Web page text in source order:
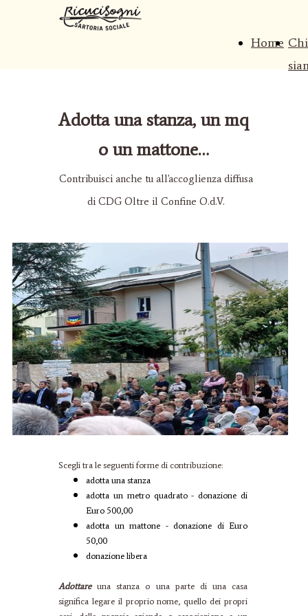
Home Chi
Adotta una stanza, un mq
o un mattone…
Contribuisci anche tu all'accoglienza diffusa
di CDG Oltre il Confine O.d.V.
Scegli tra le seguenti forme di contribuzione:
adotta una stanza
adotta un metro quadrato - donazione di
Euro 500,00
adotta un mattone - donazione di Euro
50,00
donazione libera
Adottareuna stanza o una parte di una casa
significa legare il proprio nome, quello dei propri